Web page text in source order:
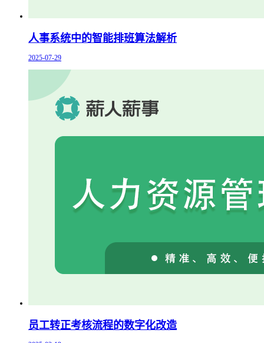
人事系统中的智能排班算法解析
2025-07-29
员工转正考核流程的数字化改造